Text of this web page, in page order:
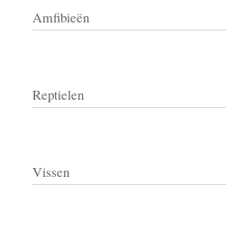
Amfibieën
Reptielen
Vissen